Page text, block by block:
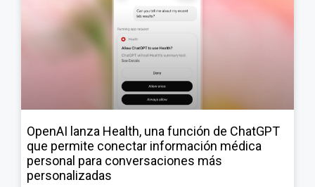
OpenAI lanza Health, una función de ChatGPT
que permite conectar información médica
personal para conversaciones más
personalizadas